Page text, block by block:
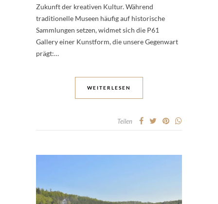
Zukunft der kreativen Kultur. Während
traditionelle Museen häufig auf historische
Sammlungen setzen, widmet sich die P61
Gallery einer Kunstform, die unsere Gegenwart
prägt:…
WEITERLESEN
Teilen